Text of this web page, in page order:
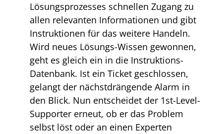
Lösungsprozesses schnellen Zugang zu
allen relevanten Informationen und gibt
Instruktionen für das weitere Handeln.
Wird neues Lösungs-Wissen gewonnen,
geht es gleich ein in die Instruktions-
Datenbank. Ist ein Ticket geschlossen,
gelangt der nächstdrängende Alarm in
den Blick. Nun entscheidet der 1st-Level-
Supporter erneut, ob er das Problem
selbst löst oder an einen Experten